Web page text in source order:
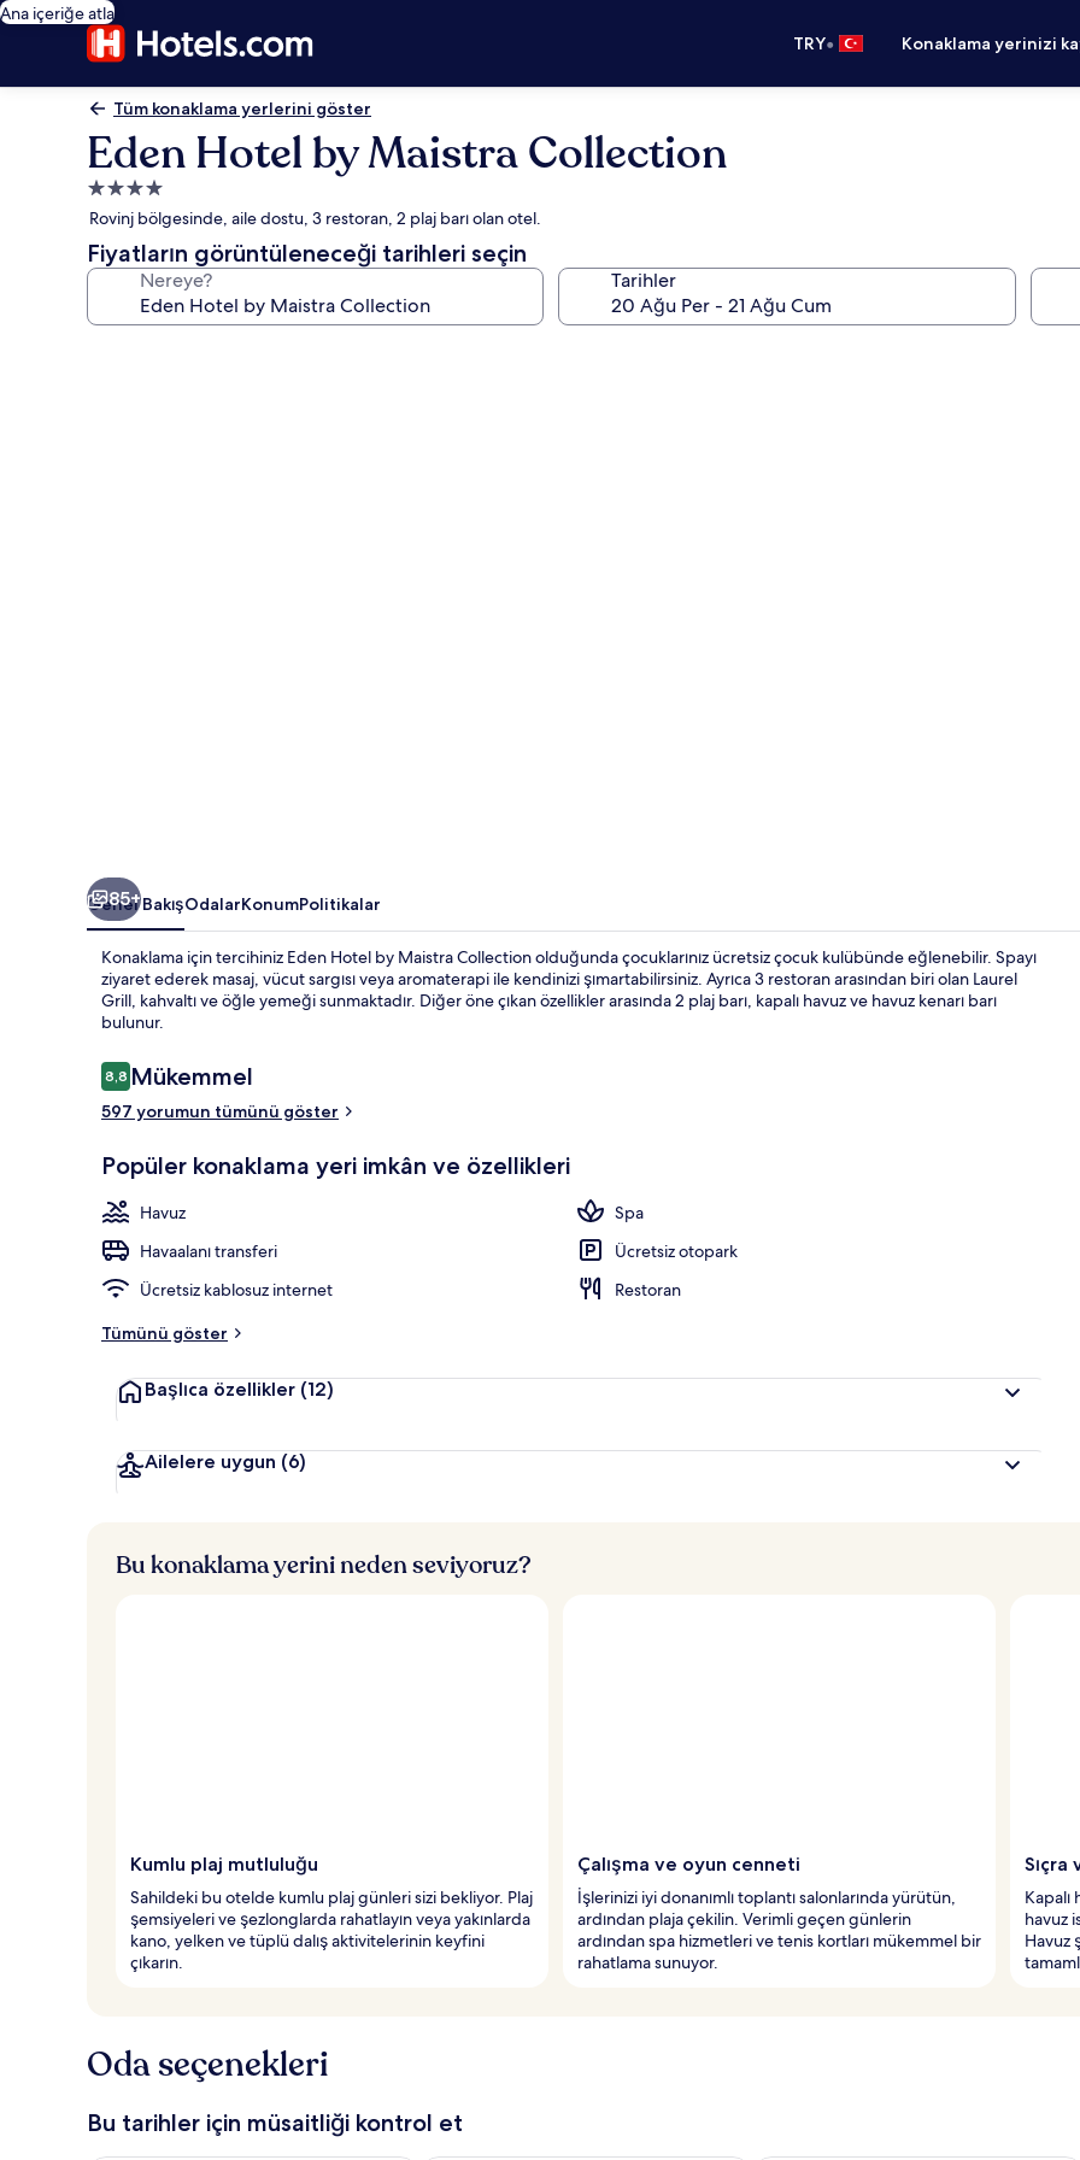
Ana içeriğe atla
TRY• Konaklama yerinizi
Tüm konaklama yerlerini göster
Eden Hotel by Maistra Collection
4.0
yıldızlı
konaklama
yeri
Rovinj bölgesinde, aile dostu, 3 restoran, 2 plaj barı olan otel.
Fiyatların görüntüleneceği tarihleri seçin
Nereye? Tarihler
Kapalı yüzme havuzu, sezonluk açık havuz, şezlonglar
85+
Genel BakışOdalarKonumPolitikalar
Konaklama için tercihiniz Eden Hotel by Maistra Collection olduğunda çocuklarınız ücretsiz çocuk kulübünde eğlenebilir. Spayı
ziyaret ederek masaj, vücut sargısı veya aromaterapi ile kendinizi şımartabilirsiniz. Ayrıca 3 restoran arasından biri olan Laurel
Grill, kahvaltı ve öğle yemeği sunmaktadır. Diğer öne çıkan özellikler arasında 2 plaj barı, kapalı havuz ve havuz kenarı barı
bulunur.
Yorumlar
8,88,8/10
Mükemmel
597 yorumun tümünü göster
Popüler konaklama yeri imkân ve özellikleri
Havuz
Spa
Havaalanı transferi
Ücretsiz otopark
Ücretsiz kablosuz internet
Restoran
Tümünü göster
Başlıca özellikler (12)
Ailelere uygun (6)
Bu konaklama yerini neden seviyoruz?
Kumlu plaj mutluluğu
Sahildeki bu otelde kumlu plaj günleri sizi bekliyor. Plaj
şemsiyeleri ve şezlonglarda rahatlayın veya yakınlarda
kano, yelken ve tüplü dalış aktivitelerinin keyfini
çıkarın.
Çalışma ve oyun cenneti
İşlerinizi iyi donanımlı toplantı salonlarında yürütün,
ardından plaja çekilin. Verimli geçen günlerin
ardından spa hizmetleri ve tenis kortları mükemmel bir
rahatlama sunuyor.
Sıçra
havuz
Havuz
Oda seçenekleri
Bu tarihler için müsaitliği kontrol et